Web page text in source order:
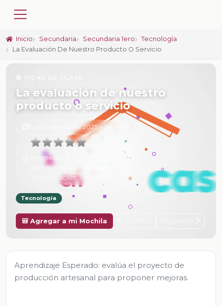
Inicio Secundaria Secundaria 1ero
Tecnología
La Evaluación De Nuestro Producto O Servicio
La evaluación de nuestro
producto o servicio
6 de Febrero de 2025 a las 16:44
Promedio:
Número de valoraciones:
Tu calificación:Sin calificar
Tecnología
🎒 Agregar a mi Mochila
Aprendizaje Esperado: evalúa el proyecto de
producción artesanal para proponer mejoras.